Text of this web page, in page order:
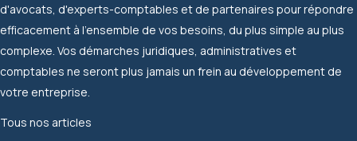
d'avocats, d'experts-comptables et de partenaires pour répondre
efficacement à l'ensemble de vos besoins, du plus simple au plus
complexe. Vos démarches juridiques, administratives et
comptables ne seront plus jamais un frein au développement de
votre entreprise.
Tous nos articles